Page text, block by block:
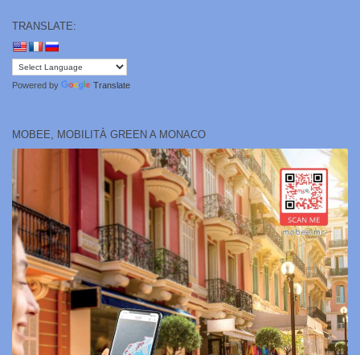
TRANSLATE:
Powered by Translate
MOBEE, MOBILITÀ GREEN A MONACO